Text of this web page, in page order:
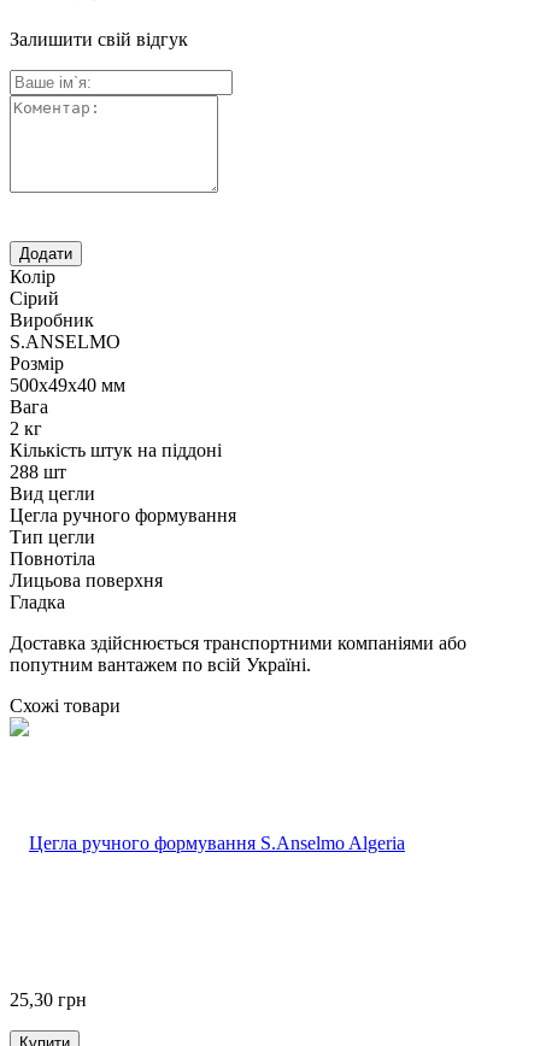
Залишити свій відгук
Колір
Сірий
Виробник
S.ANSELMO
Розмір
500х49х40 мм
Вага
2 кг
Кількість штук на піддоні
288 шт
Вид цегли
Цегла ручного формування
Тип цегли
Повнотіла
Лицьова поверхня
Гладка
Доставка здійснюється транспортними компаніями або
попутним вантажем по всій Україні.
Схожі товари
25,30 грн